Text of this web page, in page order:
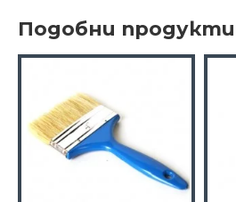
Подобни продукти